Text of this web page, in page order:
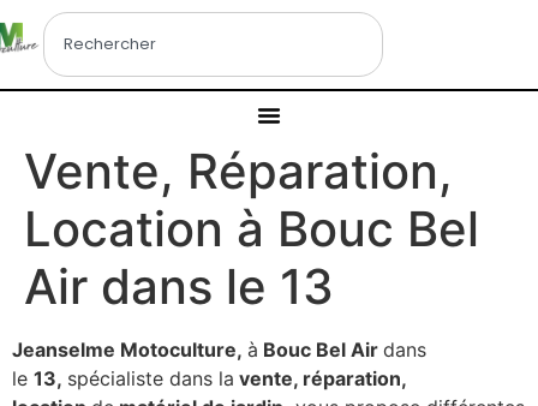
Vente, Réparation,
Location à Bouc Bel
Air dans le 13
Jeanselme Motoculture, à Bouc Bel Air dans
le 13, spécialiste dans la vente, réparation,